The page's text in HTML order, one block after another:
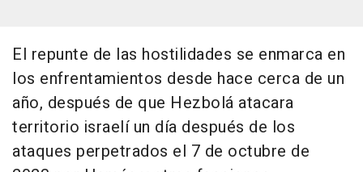
El repunte de las hostilidades se enmarca en
los enfrentamientos desde hace cerca de un
año, después de que Hezbolá atacara
territorio israelí un día después de los
ataques perpetrados el 7 de octubre de